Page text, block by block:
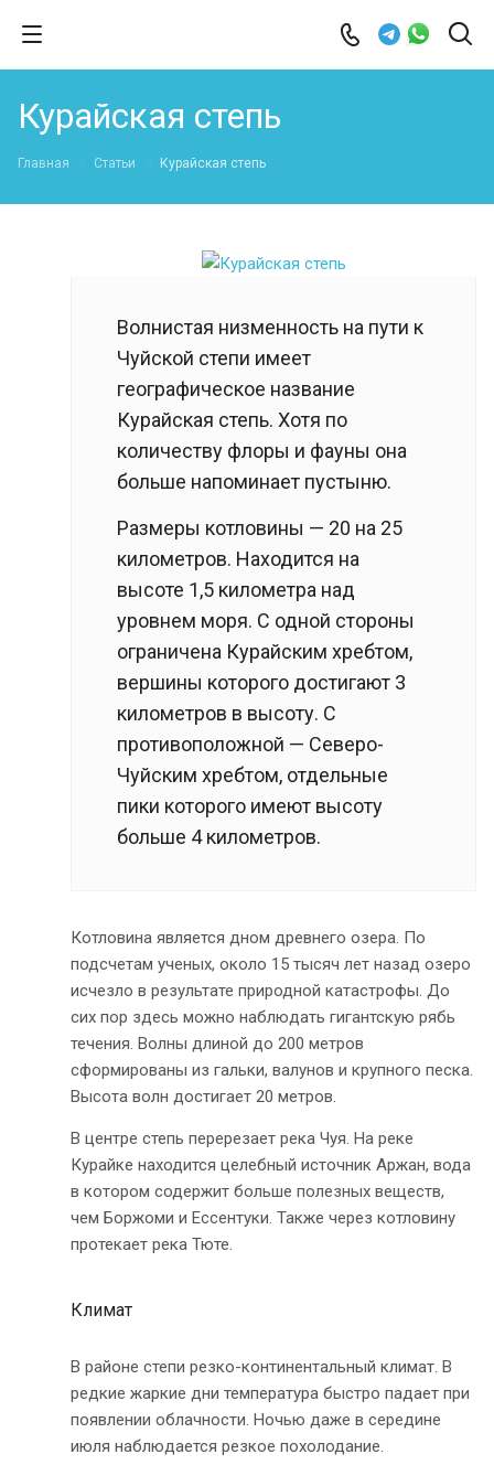
Курайская степь
Главная Статьи Курайская степь
Волнистая низменность на пути к
Чуйской степи имеет
географическое название
Курайская степь. Хотя по
количеству флоры и фауны она
больше напоминает пустыню.
Размеры котловины — 20 на 25
километров. Находится на
высоте 1,5 километра над
уровнем моря. С одной стороны
ограничена Курайским хребтом,
вершины которого достигают 3
километров в высоту. С
противоположной — Северо-
Чуйским хребтом, отдельные
пики которого имеют высоту
больше 4 километров.
Котловина является дном древнего озера. По
подсчетам ученых, около 15 тысяч лет назад озеро
исчезло в результате природной катастрофы. До
сих пор здесь можно наблюдать гигантскую рябь
течения. Волны длиной до 200 метров
сформированы из гальки, валунов и крупного песка.
Высота волн достигает 20 метров.
В центре степь перерезает река Чуя. На реке
Курайке находится целебный источник Аржан, вода
в котором содержит больше полезных веществ,
чем Боржоми и Ессентуки. Также через котловину
протекает река Тюте.
Климат
В районе степи резко-континентальный климат. В
редкие жаркие дни температура быстро падает при
появлении облачности. Ночью даже в середине
июля наблюдается резкое похолодание.